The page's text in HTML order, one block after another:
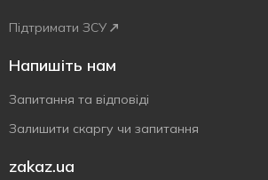
Підтримати ЗСУ
Напишіть нам
Запитання та відповіді
Залишити скаргу чи запитання
zakaz.ua